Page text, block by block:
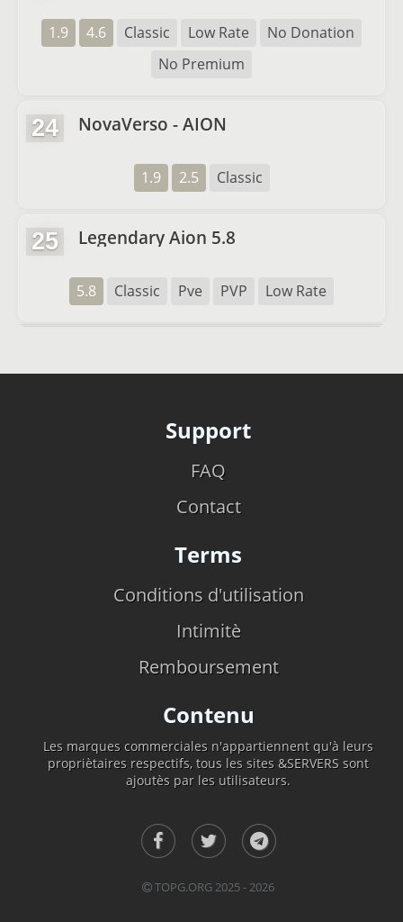
1.9 4.6 Classic Low Rate
No Donation
No Premium
24 NovaVerso - AION
1.9 2.5 Classic
25 Legendary Aion 5.8
5.8 Classic Pve PVP Low Rate
Support
FAQ
Contact
Terms
Conditions d'utilisation
Intimitè
Remboursement
Contenu
Les marques commerciales n'appartiennent qu'à leurs
propriètaires respectifs, tous les sites &SERVERS sont
ajoutès par les utilisateurs.
TOPG.ORG 2025 - 2026